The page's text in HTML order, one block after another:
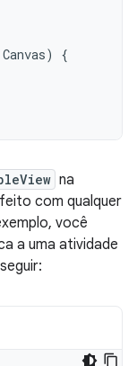
Canvas)
{
na
com qualquer
você
a uma atividade